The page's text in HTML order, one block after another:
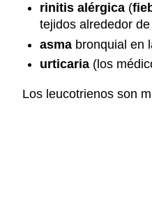
rinitis alérgica(
tejidos alrededor
asmabronquial en
urticaria(los
Los leucotrienos son